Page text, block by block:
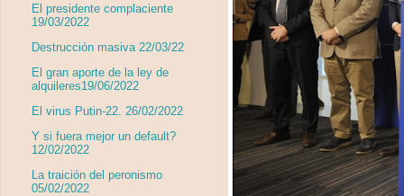
El presidente complaciente
19/03/2022
Destrucción masiva 22/03/22
El gran aporte de la ley de
alquileres19/06/2022
El virus Putin-22. 26/02/2022
Y si fuera mejor un default?
12/02/2022
La traición del peronismo
05/02/2022